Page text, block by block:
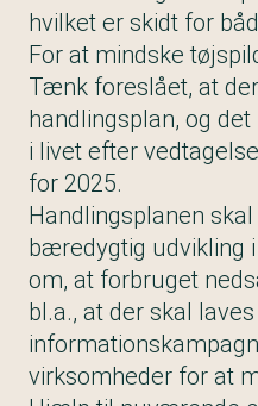
hvilket er skidt for
For at mindske
Tænk foreslået, at
handlingsplan, og
i livet efter
for 2025.
Handlingsplanen
bæredygtig udvikling
om, at forbruget
bl.a., at der skal
virksomheder for at